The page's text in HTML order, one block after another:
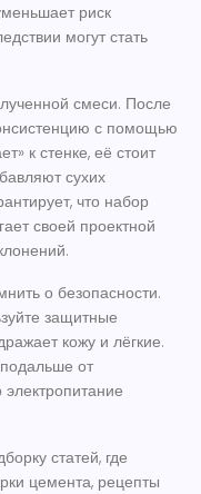
риск
могут стать
смеси. После
с помощью
к стенке, её стоит
сухих
что набор
своей проектной
о безопасности.
защитные
кожу и лёгкие.
от
статей, где
цемента, рецепты